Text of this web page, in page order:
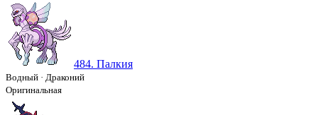
484. Палкия
Водный · Драконий
Оригинальная